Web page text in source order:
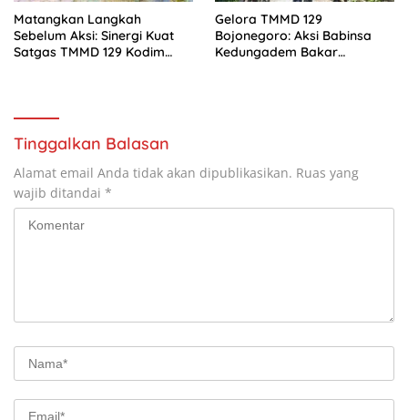
Matangkan Langkah
Sebelum Aksi: Sinergi Kuat
Satgas TMMD 129 Kodim
Gelora TMMD 129
Bojonegoro: Aksi Babinsa
Kedungadem Bakar
Tinggalkan Balasan
Alamat email Anda tidak akan dipublikasikan. Ruas yang
wajib ditandai *